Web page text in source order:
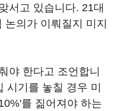
서고 있습니다. 21대
의가 이뤄질지 미지
야 한다고 조언합니
시기를 놓칠 경우 미
를 짊어져야 하는